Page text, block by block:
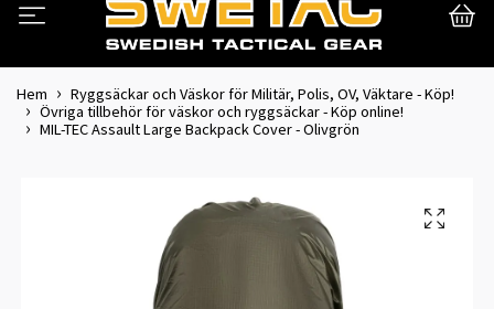
Hem
Ryggsäckar och Väskor för Militär, Polis, OV, Väktare - Köp!
Övriga tillbehör för väskor och ryggsäckar - Köp online!
MIL-TEC Assault Large Backpack Cover - Olivgrön